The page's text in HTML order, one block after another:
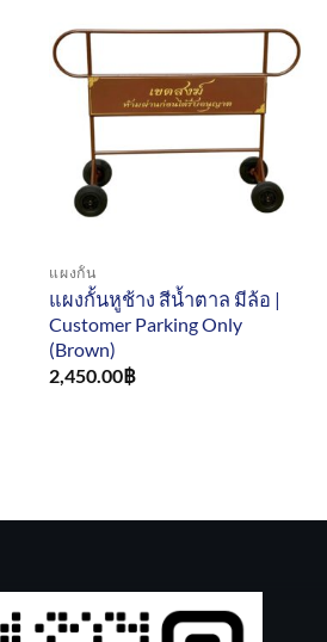
แผงกั้น
แผงกั้นหูช้าง สีน้ำตาล มีล้อ |
Customer Parking Only
(Brown)
2,450.00฿